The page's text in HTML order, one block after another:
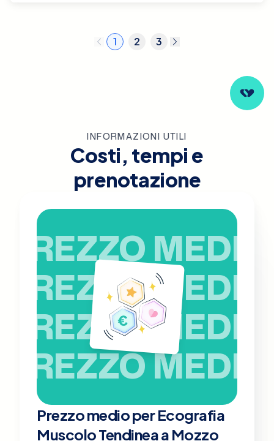
1 2 3
INFORMAZIONI UTILI
Costi, tempi e
prenotazione
PREZZO MEDIO
PREZZO MEDIO
PREZZO MEDIO
PREZZO MEDIO
Prezzo medio per Ecografia
Muscolo Tendinea a Mozzo